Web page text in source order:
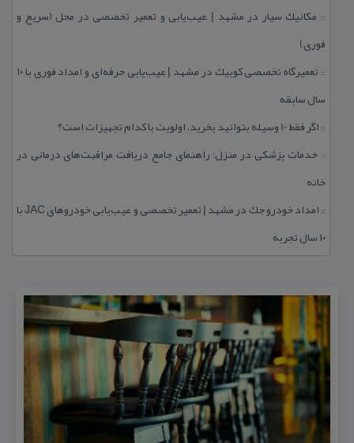
:: مكانیك سیار در مشهد | عیب‌یابی و تعمیر تخصصی در محل (سریع و
فوری)
::
تعمیرگاه تخصصی كوییك در مشهد | عیب‌یابی حرفه‌ای و امداد فوری با ۱۰
سال سابقه
:: اگر فقط 10 وسیله بتوانید بخرید، اولویت با كدام تجهیزات است؟
:: خدمات پزشكی در منزل؛ راهنمای جامع دریافت مراقبت‌های درمانی در
خانه
::
امداد خودرو جك در مشهد | تعمیر تخصصی و عیب‌یابی خودروهای JAC با
۱۰ سال تجربه